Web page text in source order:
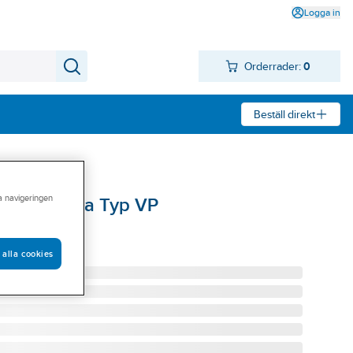
Logga in
Orderrader: 0
Beställ direkt
Novibra Typ VP
navigeringen
alla cookies